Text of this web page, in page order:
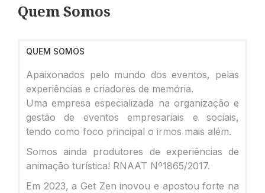
Quem Somos
QUEM SOMOS
Apaixonados pelo mundo dos eventos, pelas
experiências e criadores de memória.
Uma empresa especializada na organização e
gestão de eventos empresariais e sociais,
tendo como foco principal o irmos mais além.
Somos ainda produtores de experiências de
animação turística! RNAAT Nº1865/2017.
Em 2023, a Get Zen inovou e apostou forte na